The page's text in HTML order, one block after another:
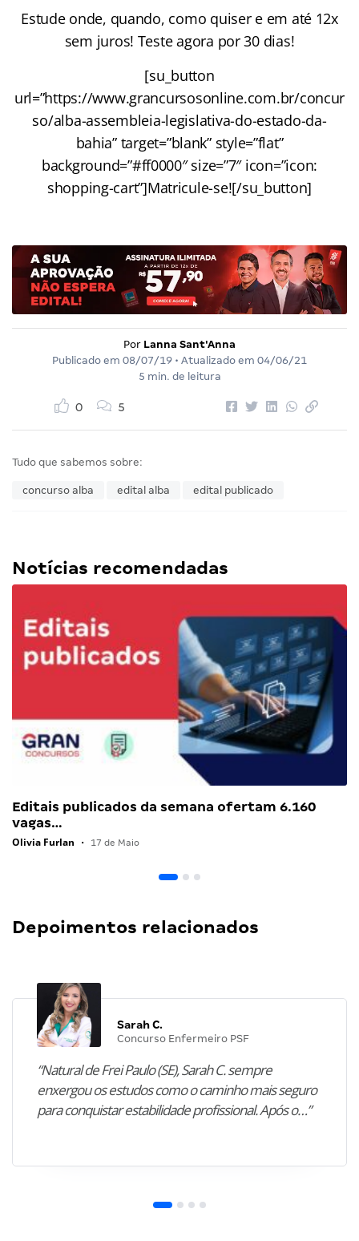
Estude onde, quando, como quiser e em até 12x
sem juros! Teste agora por 30 dias!
[su_button
url=”https://www.grancursosonline.com.br/concur
so/alba-assembleia-legislativa-do-estado-da-
bahia” target=”blank” style=”flat”
background=”#ff0000″ size=”7″ icon=”icon:
shopping-cart”]Matricule-se![/su_button]
Por Lanna Sant'Anna
Publicado em 08/07/19 • Atualizado em 04/06/21
5 min. de leitura
0 5
Tudo que sabemos sobre:
concurso alba edital alba edital publicado
Notícias recomendadas
Editais publicados da semana ofertam 6.160
vagas…
Olivia Furlan • 17 de Maio
Depoimentos relacionados
Sarah C.
Concurso Enfermeiro PSF
“Natural de Frei Paulo (SE), Sarah C. sempre
enxergou os estudos como o caminho mais seguro
para conquistar estabilidade profissional. Após o…”